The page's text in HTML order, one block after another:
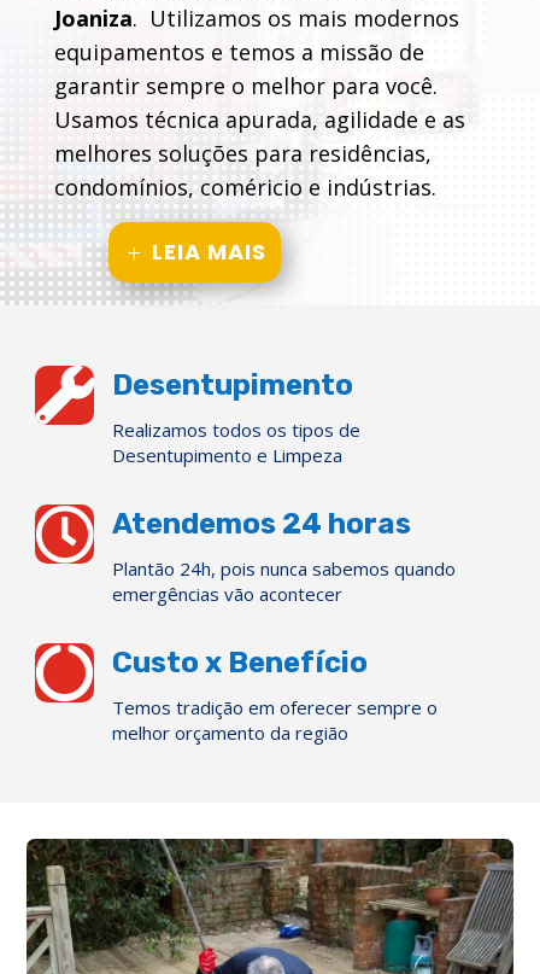
Joaniza. Utilizamos os mais modernos
equipamentos e temos a missão de
garantir sempre o melhor para você.
Usamos técnica apurada, agilidade e as
melhores soluções para residências,
condomínios, coméricio e indústrias.
LEIA MAIS
 Desentupimento
Realizamos todos os tipos de
Desentupimento e Limpeza
 Atendemos 24 horas
Plantão 24h, pois nunca sabemos quando
emergências vão acontecer
 Custo x Benefício
Temos tradição em oferecer sempre o
melhor orçamento da região